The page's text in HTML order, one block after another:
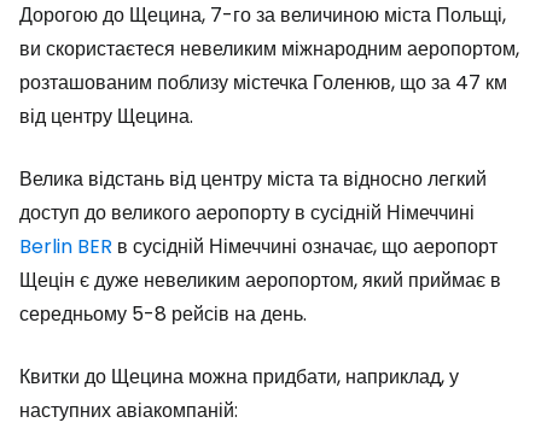
Дорогою до Щецина, 7-го за величиною міста Польщі,
ви скористаєтеся невеликим міжнародним аеропортом,
розташованим поблизу містечка Голенюв, що за 47 км
від центру Щецина.
Велика відстань від центру міста та відносно легкий
доступ до великого аеропорту в сусідній Німеччині
Berlin BER в сусідній Німеччині означає, що аеропорт
Щецін є дуже невеликим аеропортом, який приймає в
середньому 5-8 рейсів на день.
Квитки до Щецина можна придбати, наприклад, у
наступних авіакомпаній: